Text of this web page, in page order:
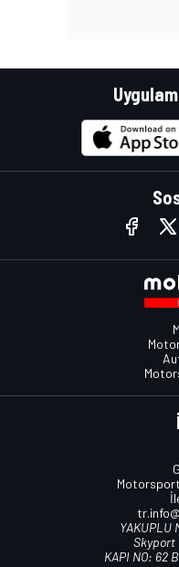
YAKUPLU
Skyport
KAPI NO: 62